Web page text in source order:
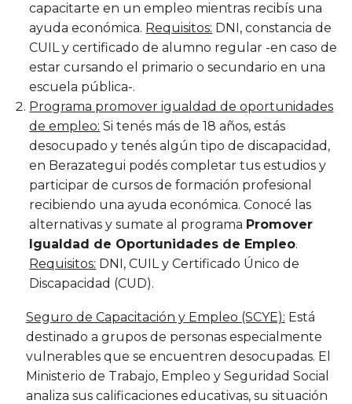
capacitarte en un empleo mientras recibís una
ayuda económica. Requisitos: DNI, constancia de
CUIL y certificado de alumno regular -en caso de
estar cursando el primario o secundario en una
escuela pública-.
Programa promover igualdad de oportunidades
de empleo: Si tenés más de 18 años, estás
desocupado y tenés algún tipo de discapacidad,
en Berazategui podés completar tus estudios y
participar de cursos de formación profesional
recibiendo una ayuda económica. Conocé las
alternativas y sumate al programa Promover
Igualdad de Oportunidades de Empleo.
Requisitos: DNI, CUIL y Certificado Único de
Discapacidad (CUD).
Seguro de Capacitación y Empleo (SCYE): Está
destinado a grupos de personas especialmente
vulnerables que se encuentren desocupadas. El
Ministerio de Trabajo, Empleo y Seguridad Social
analiza sus calificaciones educativas, su situación